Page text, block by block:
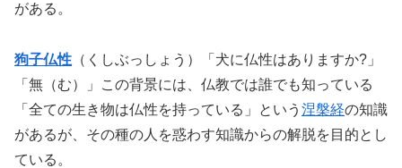
がある。
狗子仏性 （くしぶっしょう）「犬に仏性はありますか?」
「無（む）」この背景には、仏教では誰でも知っている
「全ての生き物は仏性を持っている」という 涅槃経の知識
があるが、その種の人を惑わす知識からの解脱を目的とし
ている。